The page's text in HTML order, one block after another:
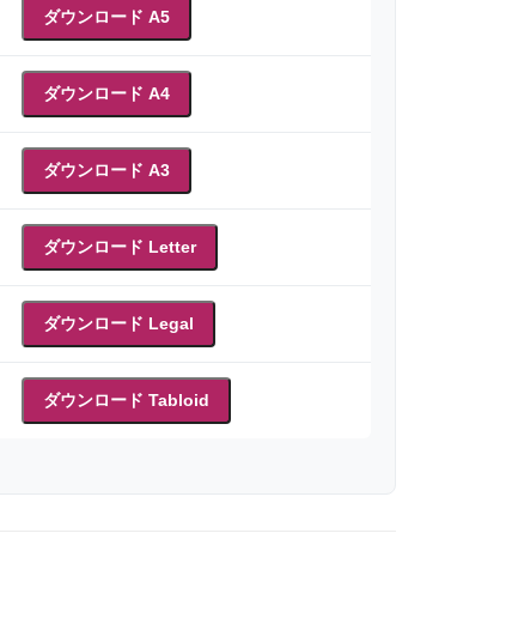
ダウンロード A5
ダウンロード A4
ダウンロード A3
ダウンロード Letter
ダウンロード Legal
ダウンロード Tabloid